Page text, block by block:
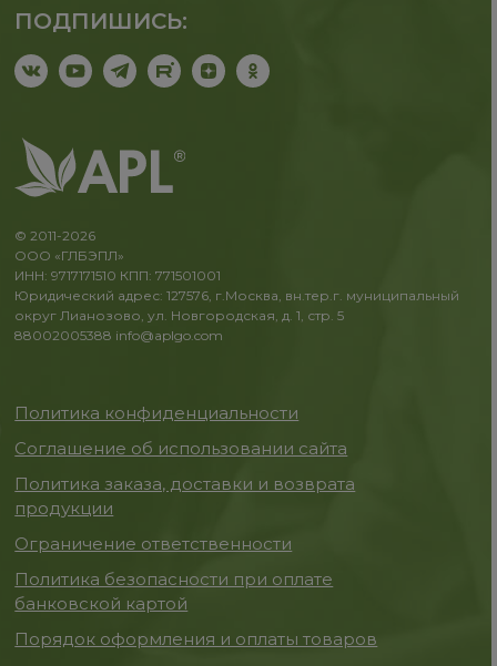
ПОДПИШИСЬ:
© 2011-2026
ООО «ГЛБЭПЛ»
ИНН: 9717171510 КПП: 771501001
Юридический адрес: 127576, г.Москва, вн.тер.г. муниципальный
округ Лианозово, ул. Новгородская, д. 1, стр. 5
88002005388 info@aplgo.com
Политика конфиденциальности
Соглашение об использовании сайта
Политика заказа, доставки и возврата
продукции
Ограничение ответственности
Политика безопасности при оплате
банковской картой
Порядок оформления и оплаты товаров